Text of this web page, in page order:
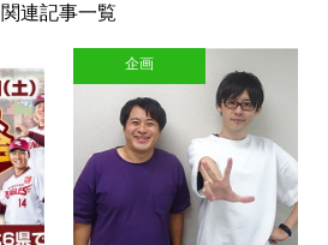
関連記事一覧
企画